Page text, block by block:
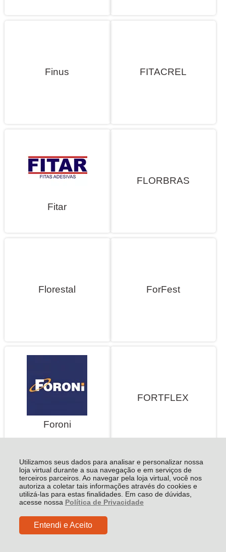
Utilizamos seus dados para analisar e personalizar nossa
loja virtual durante a sua navegação e em serviços de
terceiros parceiros. Ao navegar pela loja virtual, você nos
autoriza a coletar tais informações através do cookies e
utilizá-las para estas finalidades. Em caso de dúvidas,
acesse nossa Política de Privacidade
Entendi e Aceito
Finus FITACREL
Fitar
FLORBRAS
Florestal ForFest
Foroni
FORTFLEX
FRAMA